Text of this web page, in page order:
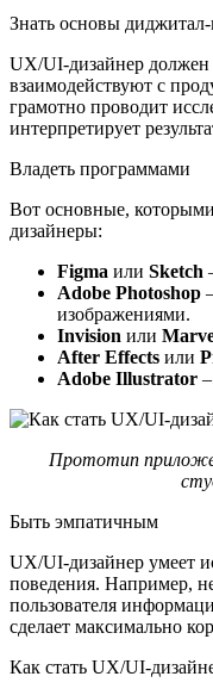
Знать основы диджитал-
UX/UI-дизайнер
взаимодействуют с
грамотно проводит
интерпретирует
Владеть программами
Вот основные,
дизайнеры:
Figma или Sketch
Adobe Photoshop
изображениями.
Invision или
After Effects или
Adobe Illustrator
Прототип
Быть эмпатичным
UX/UI-дизайнер умеет
поведения. Например,
пользователя
сделает максимально
Как стать UX/UI-